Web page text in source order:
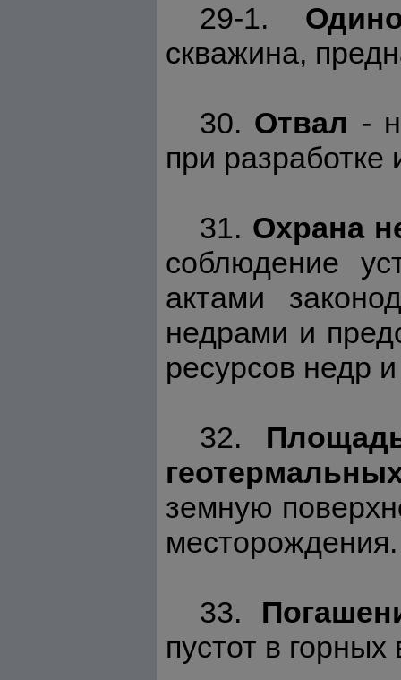
29-1.
скважина,
30. Отвал -
при
31. Охрана
соблюдение
актами
недрами и
ресурсов недр
32.
земную
месторождения.
33.
пустот в